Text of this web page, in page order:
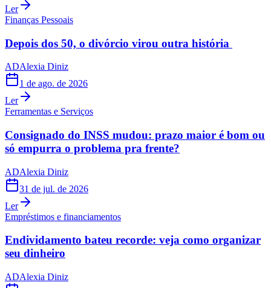
Ler
Finanças Pessoais
Depois dos 50, o divórcio virou outra história
ADAlexia Diniz
1 de ago. de 2026
Ler
Ferramentas e Serviços
Consignado do INSS mudou: prazo maior é bom ou
só empurra o problema pra frente?
ADAlexia Diniz
31 de jul. de 2026
Ler
Empréstimos e financiamentos
Endividamento bateu recorde: veja como organizar
seu dinheiro
ADAlexia Diniz